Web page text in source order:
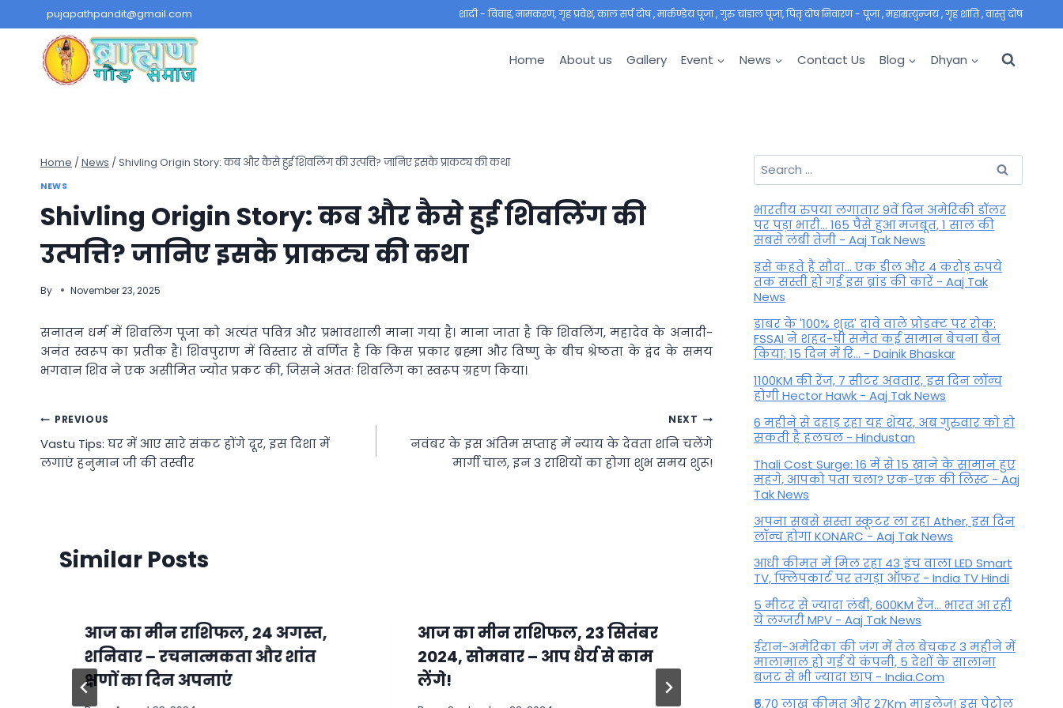
to
content
pujapathpandit@gmail.com शादी - विवाह, नामकरण, गृह प्रवेश, काल सर्प दोष , मार्कण्डेय पूजा , गुरु चांडाल पूजा, पितृ दोष निवारण - पूजा , महाम्रत्युन्जय , गृह शांति , वास्तु दोष
Home About us Gallery Event News Contact Us Blog Dhyan
Home / News / Shivling Origin Story: कब और कैसे हुई शिवलिंग की उत्पत्ति? जानिए इसके प्राकट्य की कथा
NEWS
Shivling Origin Story: कब और कैसे हुई शिवलिंग की
उत्पत्ति? जानिए इसके प्राकट्य की कथा
By November 23, 2025
सनातन धर्म में शिवलिंग पूजा को अत्यंत पवित्र और प्रभावशाली माना गया है। माना जाता है कि शिवलिंग, महादेव के अनादी-
अनंत स्वरूप का प्रतीक है। शिवपुराण में विस्तार से वर्णित है कि किस प्रकार ब्रह्मा और विष्णु के बीच श्रेष्ठता के द्वंद के समय
भगवान शिव ने एक असीमित ज्योत प्रकट की, जिसने अंततः शिवलिंग का स्वरूप ग्रहण किया।
Post
navigation
PREVIOUS
Vastu Tips: घर में आए सारे संकट होंगे दूर, इस दिशा में
लगाएं हनुमान जी की तस्वीर
NEXT
नवंबर के इस अंतिम सप्ताह में न्याय के देवता शनि चलेंगे
मार्गी चाल, इन 3 राशियों का होगा शुभ समय शुरू!
Similar Posts
आज का मीन राशिफल, 24 अगस्त,
शनिवार – रचनात्मकता और शांत
क्षणों का दिन अपनाएं
आज का मीन राशिफल, 23 ​​सितंबर
2024, सोमवार – आप धैर्य से काम
लेंगे!
धन से ज्यादा कीमती होता है समय
क्योंकि इसे कभी कमाया नहीं जा
सकता, पढ़े इससे जुड़ी अनमोल बातें
Search
for:
भारतीय रुपया लगातार 9वें दिन अमेरिकी डॉलर
पर पड़ा भारी... 165 पैसे हुआ मजबूत, 1 साल की
सबसे लंबी तेजी - Aaj Tak News
इसे कहते हैं सौदा... एक डील और 4 करोड़ रुपये
तक सस्ती हो गई इस ब्रांड की कारें - Aaj Tak
News
डाबर के '100% शुद्ध' दावे वाले प्रोडक्ट पर रोक:
FSSAI ने शहद-घी समेत कई सामान बेचना बैन
किया; 15 दिन में रि... - Dainik Bhaskar
1100KM की रेंज, 7 सीटर अवतार, इस दिन लॉन्च
होगी Hector Hawk - Aaj Tak News
6 महीने से दहाड़ रहा यह शेयर, अब गुरुवार को हो
सकती है हलचल - Hindustan
Thali Cost Surge: 16 में से 15 खाने के सामान हुए
महंगे, आपको पता चला? एक-एक की लिस्ट - Aaj
Tak News
अपना सबसे सस्ता स्कूटर ला रहा Ather, इस दिन
लॉन्च होगा KONARC - Aaj Tak News
आधी कीमत में मिल रहा 43 इंच वाला LED Smart
TV, फ्लिपकार्ट पर तगड़ा ऑफर - India TV Hindi
5 मीटर से ज्यादा लंबी, 600KM रेंज... भारत आ रही
ये लग्जरी MPV - Aaj Tak News
ईरान-अमेरिका की जंग में तेल बेचकर 3 महीने में
मालामाल हो गई ये कंपनी, 5 देशों के सालाना
बजट से भी ज्यादा छाप - India.Com
₹5.70 लाख कीमत और 27Km माइलेज! इस पेट्रोल